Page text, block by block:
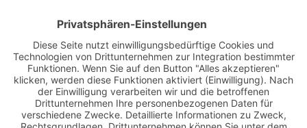
Nutzungsbedingungen
Über Uns
Datenschutz
Kontakt